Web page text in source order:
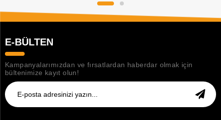
E-BÜLTEN
Kampanyalarımızdan ve fırsatlardan haberdar olmak için
bültenimize kayıt olun!